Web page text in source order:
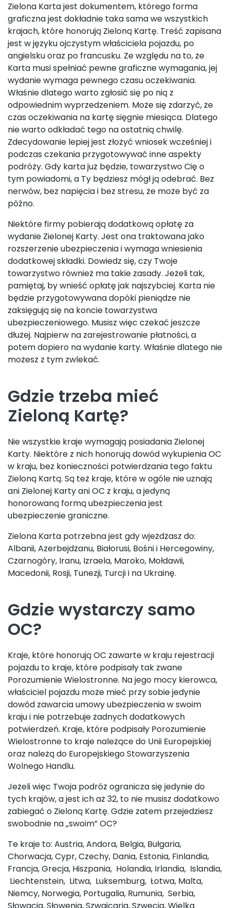
Zielona Karta jest dokumentem, którego forma
graficzna jest dokładnie taka sama we wszystkich
krajach, które honorują Zieloną Kartę. Treść zapisana
jest w języku ojczystym właściciela pojazdu, po
angielsku oraz po francusku. Ze względu na to, że
Karta musi spełniać pewne graficzne wymagania, jej
wydanie wymaga pewnego czasu oczekiwania.
Właśnie dlatego warto zgłosić się po nią z
odpowiednim wyprzedzeniem. Może się zdarzyć, że
czas oczekiwania na kartę sięgnie miesiąca. Dlatego
nie warto odkładać tego na ostatnią chwilę.
Zdecydowanie lepiej jest złożyć wniosek wcześniej i
podczas czekania przygotowywać inne aspekty
podróży. Gdy karta już będzie, towarzystwo Cię o
tym powiadomi, a Ty będziesz mógł ją odebrać. Bez
nerwów, bez napięcia i bez stresu, że może być za
późno.
Niektóre firmy pobierają dodatkową opłatę za
wydanie Zielonej Karty. Jest ona traktowana jako
rozszerzenie ubezpieczenia i wymaga wniesienia
dodatkowej składki. Dowiedz się, czy Twoje
towarzystwo również ma takie zasady. Jeżeli tak,
pamiętaj, by wnieść opłatę jak najszybciej. Karta nie
będzie przygotowywana dopóki pieniądze nie
zaksięgują się na koncie towarzystwa
ubezpieczeniowego. Musisz więc czekać jeszcze
dłużej. Najpierw na zarejestrowanie płatności, a
potem dopiero na wydanie karty. Właśnie dlatego nie
możesz z tym zwlekać.
Gdzie trzeba mieć
Zieloną Kartę?
Nie wszystkie kraje wymagają posiadania Zielonej
Karty. Niektóre z nich honorują dowód wykupienia OC
w kraju, bez konieczności potwierdzania tego faktu
Zieloną Kartą. Są też kraje, które w ogóle nie uznają
ani Zielonej Karty ani OC z kraju, a jedyną
honorowaną formą ubezpieczenia jest
ubezpieczenie graniczne.
Zielona Karta potrzebna jest gdy wjeżdżasz do:
Albanii, Azerbejdżanu, Białorusi, Bośni i Hercegowiny,
Czarnogóry, Iranu, Izraela, Maroko, Mołdawii,
Macedonii, Rosji, Tunezji, Turcji i na Ukrainę.
Gdzie wystarczy samo
OC?
Kraje, które honorują OC zawarte w kraju rejestracji
pojazdu to kraje, które podpisały tak zwane
Porozumienie Wielostronne. Na jego mocy kierowca,
właściciel pojazdu może mieć przy sobie jedynie
dowód zawarcia umowy ubezpieczenia w swoim
kraju i nie potrzebuje żadnych dodatkowych
potwierdzeń. Kraje, które podpisały Porozumienie
Wielostronne to kraje należące do Unii Europejskiej
oraz należą do Europejskiego Stowarzyszenia
Wolnego Handlu.
Jeżeli więc Twoja podróż ogranicza się jedynie do
tych krajów, a jest ich aż 32, to nie musisz dodatkowo
zabiegać o Zieloną Kartę. Gdzie zatem przejedziesz
swobodnie na „swoim” OC?
Te kraje to: Austria, Andora, Belgia, Bułgaria,
Chorwacja, Cypr, Czechy, Dania, Estonia, Finlandia,
Francja, Grecja, Hiszpania, Holandia, Irlandia, Islandia,
Liechtenstein, Litwa, Luksemburg, Łotwa, Malta,
Niemcy, Norwegia, Portugalia, Rumunia, Serbia,